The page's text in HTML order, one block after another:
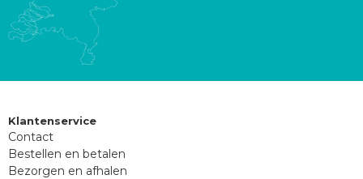
Klantenservice
Contact
Bestellen en betalen
Bezorgen en afhalen